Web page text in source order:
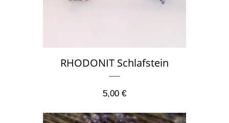
RHODONIT Schlafstein
5,00 €